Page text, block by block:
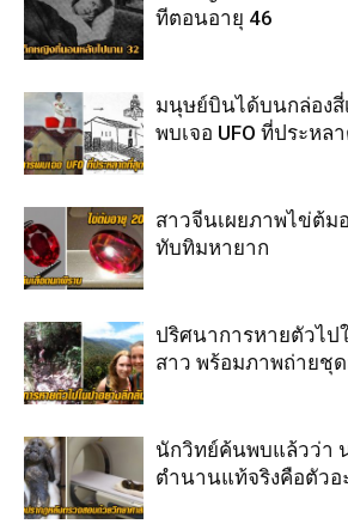
ทีตอนอายุ 46
มนุษย์บินได้บนกล่องสี่
พบเจอ UFO ที่ประหล
สาวจีนเผยภาพไข่ต้ม
ทับทิมหายาก
ปริศนาการหายตัวไป
สาว พร้อมภาพถ่ายชุ
นักวิทย์ค้นพบแล้วว่า
ตำนานแท้จริงคือตัวอ